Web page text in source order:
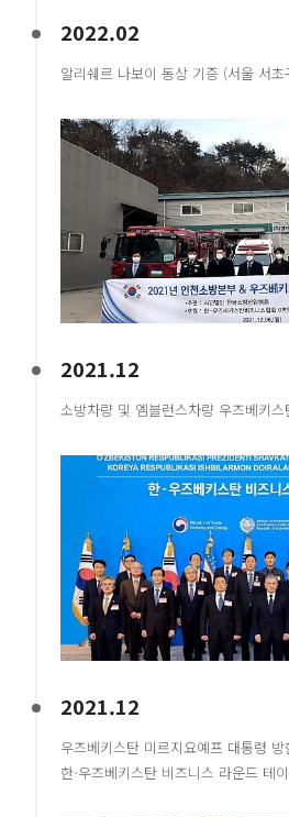
2022.02
알리쉐르 나보이 동상 기증 (서울 서초
2021.12
소방차량 및 엠블런스차량 우즈베키
2021.12
우즈베키스탄 미르지요예프 대통령 방
한-우즈베키스탄 비즈니스 라운드 테